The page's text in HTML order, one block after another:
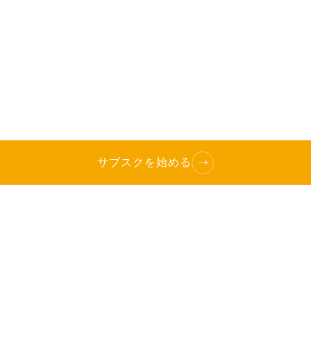
サブスクを始める